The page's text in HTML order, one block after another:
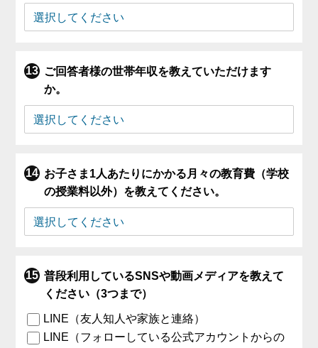
ご回答者様の世帯年収を教えていただけます
か。
お子さま1人あたりにかかる月々の教育費（学校
の授業料以外）を教えてください。
普段利用しているSNSや動画メディアを教えて
ください（3つまで）
LINE（友人知人や家族と連絡）
LINE（フォローしている公式アカウントからの